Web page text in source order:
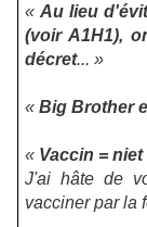
« Au lieu
(voir A1H1),
décret... »
« Big Brother
« Vaccin = niet
J'ai hâte de
vacciner par la